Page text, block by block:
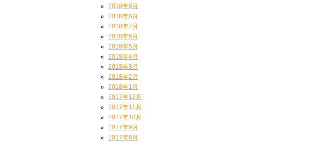
2018年9月
2018年8月
2018年7月
2018年6月
2018年5月
2018年4月
2018年3月
2018年2月
2018年1月
2017年12月
2017年11月
2017年10月
2017年9月
2017年8月